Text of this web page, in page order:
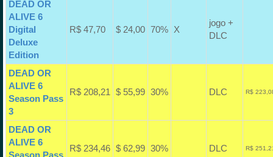
DEAD OR
ALIVE 6
Digital
Deluxe
Edition
R$ 47,70 $ 24,00 70% X
jogo +
DLC
DEAD OR
ALIVE 6
Season Pass
3
R$ 208,21 $ 55,99 30% DLC R$
DEAD OR
ALIVE 6
Season Pass
R$ 234,46 $ 62,99 30% DLC R$